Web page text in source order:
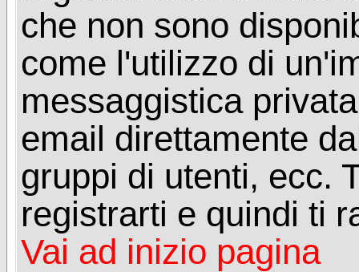
che non sono
come l'utilizzo di
messaggistica
email direttamente
gruppi di utenti, ecc.
registrarti e quindi ti
Vai ad inizio pagina